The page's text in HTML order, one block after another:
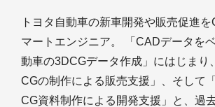
トヨタ自動車の新車開発や販売促進
マートエンジニア。 「CADデータを
動車の3DCGデータ作成」にはじまり
CGの制作による販売支援」、そして
CG資料制作による開発支援」と、過